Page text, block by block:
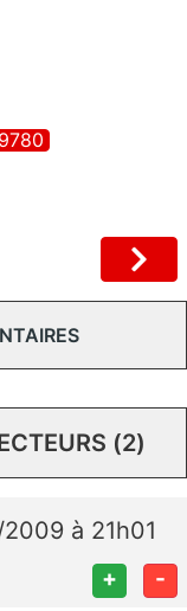
(2)
2009 à 21h01
+ -